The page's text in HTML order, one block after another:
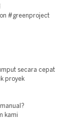
#greenproject
secara cepat
proyek
kami